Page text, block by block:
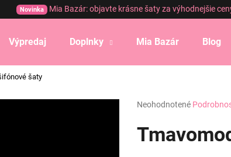
Novinka Mia Bazár: objavte krásne šaty za výhodnejšie
Výpredaj Doplnky Mia Bazár Blog
šaty
Priemerné
produktu
Neohodnotené
Čo potrebujete nájsť?
HĽADAŤ